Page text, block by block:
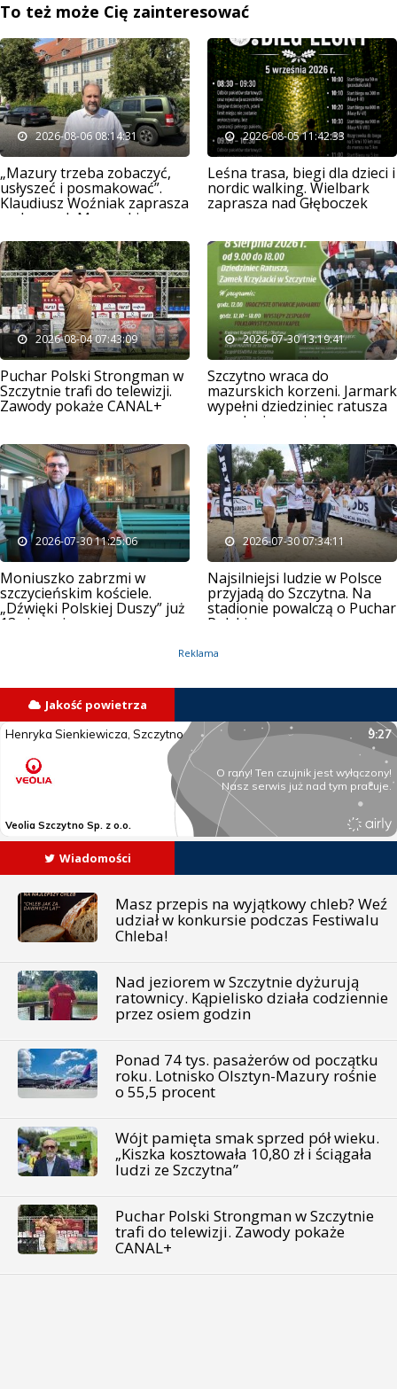
To też może Cię zainteresować
2026-08-06 08:14:31
„Mazury trzeba zobaczyć,
usłyszeć i posmakować”.
Klaudiusz Woźniak zaprasza
na Jarmark Mazurski
2026-08-05 11:42:33
Leśna trasa, biegi dla dzieci i
nordic walking. Wielbark
zaprasza nad Głęboczek
2026-08-04 07:43:09
Puchar Polski Strongman w
Szczytnie trafi do telewizji.
Zawody pokaże CANAL+
2026-07-30 13:19:41
Szczytno wraca do
mazurskich korzeni. Jarmark
wypełni dziedziniec ratusza
muzyką i rzemiosłem
2026-07-30 11:25:06
Moniuszko zabrzmi w
szczycieńskim kościele.
„Dźwięki Polskiej Duszy” już
13 sierpnia
2026-07-30 07:34:11
Najsilniejsi ludzie w Polsce
przyjadą do Szczytna. Na
stadionie powalczą o Puchar
Polski
Reklama
Jakość powietrza
Wiadomości
Masz przepis na wyjątkowy chleb? Weź
udział w konkursie podczas Festiwalu
Chleba!
Nad jeziorem w Szczytnie dyżurują
ratownicy. Kąpielisko działa codziennie
przez osiem godzin
Ponad 74 tys. pasażerów od początku
roku. Lotnisko Olsztyn-Mazury rośnie
o 55,5 procent
Wójt pamięta smak sprzed pół wieku.
„Kiszka kosztowała 10,80 zł i ściągała
ludzi ze Szczytna”
Puchar Polski Strongman w Szczytnie
trafi do telewizji. Zawody pokaże
CANAL+